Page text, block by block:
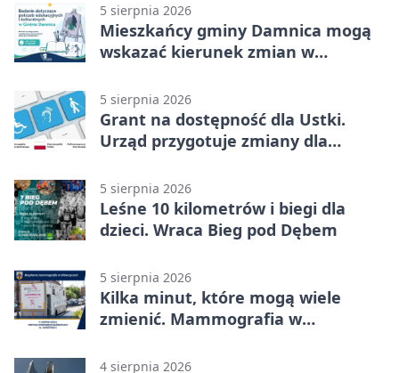
5 sierpnia 2026
Mieszkańcy gminy Damnica mogą
wskazać kierunek zmian w
5 sierpnia 2026
Grant na dostępność dla Ustki.
Urząd przygotuje zmiany dla
5 sierpnia 2026
Leśne 10 kilometrów i biegi dla
dzieci. Wraca Bieg pod Dębem
5 sierpnia 2026
Kilka minut, które mogą wiele
zmienić. Mammografia w
4 sierpnia 2026